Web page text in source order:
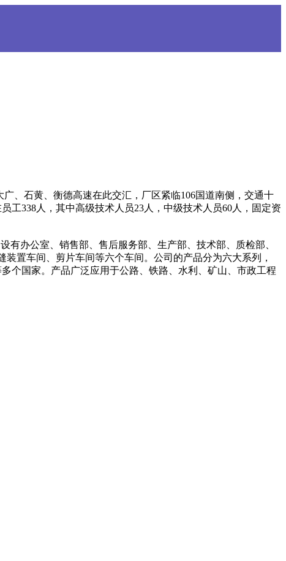
、石黄、衡德高速在此交汇，厂区紧临106国道南侧，交通十
工338人，其中高级技术人员23人，中级技术人员60人，固定资
办公室、销售部、售后服务部、生产部、技术部、质检部、
置车间、剪片车间等六个车间。公司的产品分为六大系列，
个国家。产品广泛应用于公路、铁路、水利、矿山、市政工程